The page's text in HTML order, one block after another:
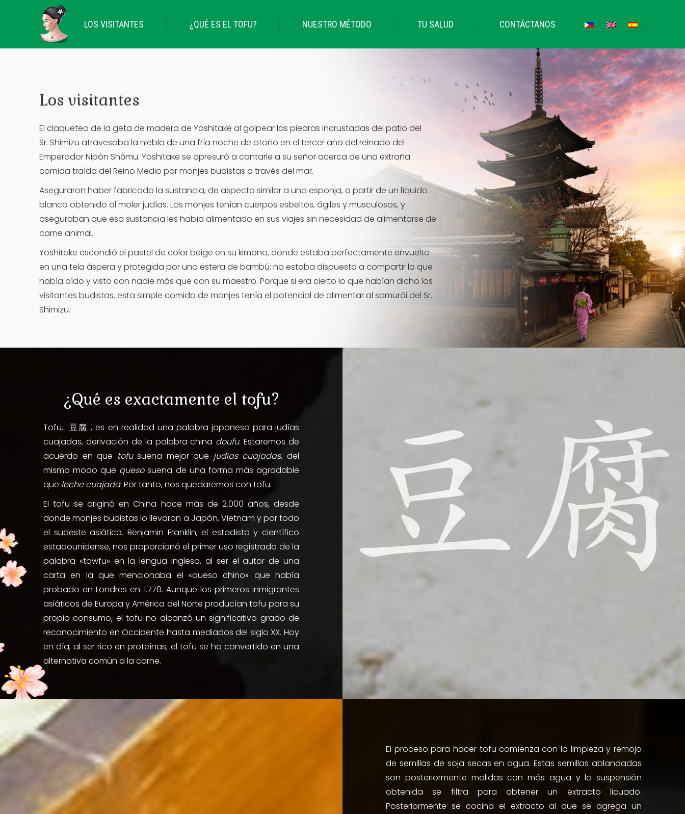
LOS VISITANTES ¿QUÉ ES EL TOFU? NUESTRO MÉTODO TU SALUD CONTÁCTANOS
Los visitantes
El claqueteo de la geta de madera de Yoshitake al golpear las piedras incrustadas del patio del
Sr. Shimizu atravesaba la niebla de una fría noche de otoño en el tercer año del reinado del
Emperador Nipón Shōmu. Yoshitake se apresuró a contarle a su señor acerca de una extraña
comida traída del Reino Medio por monjes budistas a través del mar.
Aseguraron haber fabricado la sustancia, de aspecto similar a una esponja, a partir de un líquido
blanco obtenido al moler judías. Los monjes tenían cuerpos esbeltos, ágiles y musculosos, y
aseguraban que esa sustancia les había alimentado en sus viajes sin necesidad de alimentarse de
carne animal.
Yoshitake escondió el pastel de color beige en su kimono, donde estaba perfectamente envuelto
en una tela áspera y protegida por una estera de bambú; no estaba dispuesto a compartir lo que
había oído y visto con nadie más que con su maestro. Porque si era cierto lo que habían dicho los
visitantes budistas, esta simple comida de monjes tenía el potencial de alimentar al samurái del Sr.
Shimizu.
¿Qué es exactamente el tofu?
Tofu, 豆腐 , es en realidad una palabra japonesa para judías
cuajadas, derivación de la palabra china doufu. Estaremos de
acuerdo en que tofusuena mejor que judías cuajadas, del
mismo modo que quesosuena de una forma más agradable
que leche cuajada. Por tanto, nos quedaremos con tofu.
El tofu se originó en China hace más de 2.000 años, desde
donde monjes budistas lo llevaron a Japón, Vietnam y por todo
el sudeste asiático. Benjamin Franklin, el estadista y científico
estadounidense, nos proporcionó el primer uso registrado de la
palabra «towfu» en la lengua inglesa, al ser el autor de una
carta en la que mencionaba el «queso chino» que había
probado en Londres en 1.770. Aunque los primeros inmigrantes
asiáticos de Europa y América del Norte producían tofu para su
propio consumo, el tofu no alcanzó un significativo grado de
reconocimiento en Occidente hasta mediados del siglo XX. Hoy
en día, al ser rico en proteínas, el tofu se ha convertido en una
alternativa común a la carne.
El proceso para hacer tofu comienza con la limpieza y remojo
de semillas de soja secas en agua. Estas semillas ablandadas
son posteriormente molidas con más agua y la suspensión
obtenida se filtra para obtener un extracto licuado.
Posteriormente se cocina el extracto al que se agrega un